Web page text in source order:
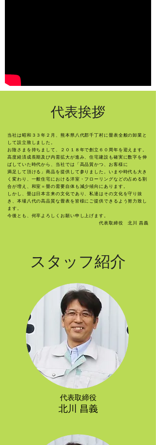
代表挨拶
当社は昭和３３年２月、熊本県八代郡千丁村に畳表全般の卸業と
して設立致しました。
お陰さまを持ちまして、２０１８年で創立６０周年を迎えます。
高度経済成長期及び内需拡大が進み、住宅建設も確実に数字を伸
ばしていた時代から、当社では「高品質かつ、お客様に
満足して頂ける」商品を提供して参りました。いまや時代も大き
く変わり、一般住宅における洋室・フローリングなどの占める割
合が増え、和室＝畳の需要自体も減少傾向にあります。
しかし、畳は日本古来の文化であり、私達はその文化を守り抜
き、本場八代の高品質な畳表を皆様にご提供できるよう努力致し
ます。
今後とも、何卒よろしくお願い申し上げます。
代表取締役 北川 昌義
スタッフ紹介
代表取締役
北川 昌義